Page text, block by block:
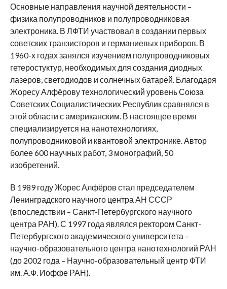
Основные направления научной деятельности –
физика полупроводников и полупроводниковая
электроника. В ЛФТИ участвовал в создании первых
советских транзисторов и германиевых приборов. В
1960-х годах занялся изучением полупроводниковых
гетеростуктур, необходимых для создания диодных
лазеров, светодиодов и солнечных батарей. Благодаря
Жоресу Алфёрову технологический уровень Союза
Советских Социалистических Республик сравнялся в
этой области с американским. В настоящее время
специализируется на нанотехнологиях,
полупроводниковой и квантовой электронике. Автор
более 600 научных работ, 3 монографий, 50
изобретений.
В 1989 году Жорес Алфёров стал председателем
Ленинградского научного центра АН СССР
(впоследствии – Санкт-Петербургского научного
центра РАН). С 1997 года являлся ректором Санкт-
Петербургского академического университета –
научно-образовательного центра нанотехнологий РАН
(до 2002 года – Научно-образовательный центр ФТИ
им. А.Ф. Иоффе РАН).